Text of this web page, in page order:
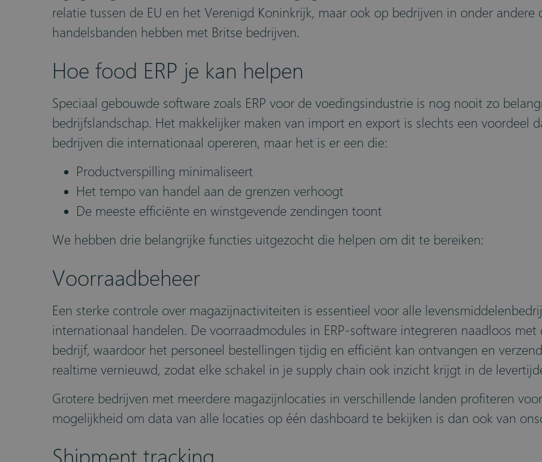
relatie tussen de EU en het Verenigd Koninkrijk, maar ook op bedrijven in onder andere
handelsbanden hebben met Britse bedrijven.
Hoe food ERP je kan helpen
Speciaal gebouwde software zoals ERP voor de voedingsindustrie is nog nooit zo
bedrijfslandschap. Het makkelijker maken van import en export is slechts een voordeel
bedrijven die internationaal opereren, maar het is er een die:
Productverspilling minimaliseert
Het tempo van handel aan de grenzen verhoogt
De meeste efficiënte en winstgevende zendingen toont
We hebben drie belangrijke functies uitgezocht die helpen om dit te bereiken:
Voorraadbeheer
Een sterke controle over magazijnactiviteiten is essentieel voor alle
internationaal handelen. De voorraadmodules in ERP-software integreren naadloos
bedrijf, waardoor het personeel bestellingen tijdig en efficiënt kan ontvangen en
realtime vernieuwd, zodat elke schakel in je supply chain ook inzicht krijgt in de
Grotere bedrijven met meerdere magazijnlocaties in verschillende landen profiteren
mogelijkheid om data van alle locaties op één dashboard te bekijken is dan ook van
Shipment tracking